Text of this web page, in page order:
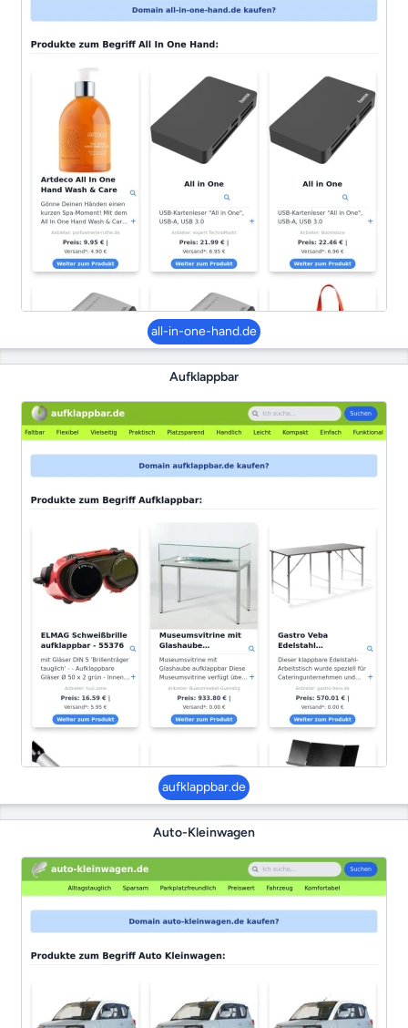
all-in-one-hand.de
Aufklappbar
aufklappbar.de
Auto-Kleinwagen